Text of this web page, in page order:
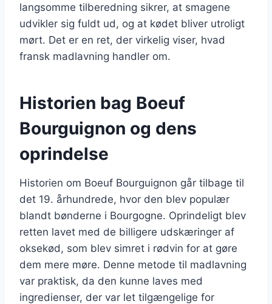
langsomme tilberedning sikrer, at smagene
udvikler sig fuldt ud, og at kødet bliver utroligt
mørt. Det er en ret, der virkelig viser, hvad
fransk madlavning handler om.
Historien bag Boeuf
Bourguignon og dens
oprindelse
Historien om Boeuf Bourguignon går tilbage til
det 19. århundrede, hvor den blev populær
blandt bønderne i Bourgogne. Oprindeligt blev
retten lavet med de billigere udskæringer af
oksekød, som blev simret i rødvin for at gøre
dem mere møre. Denne metode til madlavning
var praktisk, da den kunne laves med
ingredienser, der var let tilgængelige for